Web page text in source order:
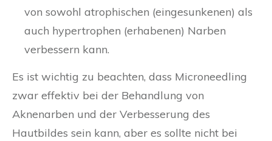
von sowohl atrophischen (eingesunkenen) als
auch hypertrophen (erhabenen) Narben
verbessern kann.
Es ist wichtig zu beachten, dass Microneedling
zwar effektiv bei der Behandlung von
Aknenarben und der Verbesserung des
Hautbildes sein kann, aber es sollte nicht bei